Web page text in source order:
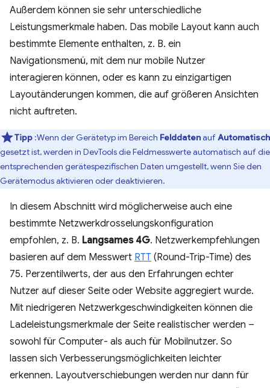
Außerdem können sie sehr unterschiedliche
Leistungsmerkmale haben. Das mobile Layout kann auch
bestimmte Elemente enthalten, z. B. ein
Navigationsmenü, mit dem nur mobile Nutzer
interagieren können, oder es kann zu einzigartigen
Layoutänderungen kommen, die auf größeren Ansichten
nicht auftreten.
Tipp :Wenn der Gerätetyp im Bereich FelddatenaufAutomatisch
gesetzt ist, werden in DevTools die Feldmesswerte automatisch auf die
entsprechenden gerätespezifischen Daten umgestellt, wenn Sie den
Gerätemodus aktivieren oder deaktivieren.
In diesem Abschnitt wird möglicherweise auch eine
bestimmte Netzwerkdrosselungskonfiguration
empfohlen, z. B. Langsames 4G. Netzwerkempfehlungen
basieren auf dem Messwert RTT (Round-Trip-Time) des
75. Perzentilwerts, der aus den Erfahrungen echter
Nutzer auf dieser Seite oder Website aggregiert wurde.
Mit niedrigeren Netzwerkgeschwindigkeiten können die
Ladeleistungsmerkmale der Seite realistischer werden –
sowohl für Computer- als auch für Mobilnutzer. So
lassen sich Verbesserungsmöglichkeiten leichter
erkennen. Layoutverschiebungen werden nur dann für